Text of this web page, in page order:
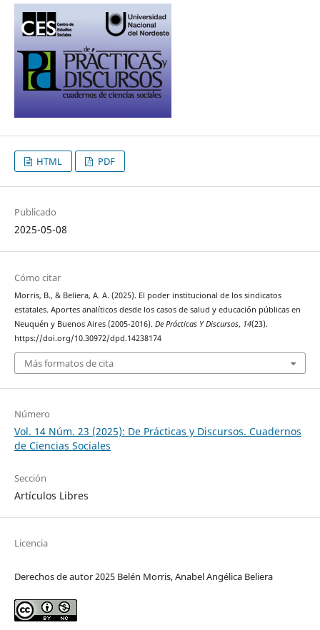
HTML PDF
Publicado
2025-05-08
Cómo citar
Morris, B., & Beliera, A. A. (2025). El poder institucional de los sindicatos
estatales. Aportes analíticos desde los casos de salud y educación públicas en
Neuquén y Buenos Aires (2005-2016). De Prácticas Y Discursos, 14(23).
https://doi.org/10.30972/dpd.14238174
Más formatos de cita
Número
Vol. 14 Núm. 23 (2025): De Prácticas y Discursos. Cuadernos
de Ciencias Sociales
Sección
Artículos Libres
Licencia
Derechos de autor 2025 Belén Morris, Anabel Angélica Beliera